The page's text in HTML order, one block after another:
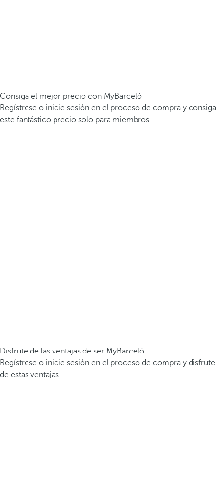
Consiga el mejor precio con MyBarceló
Regístrese o inicie sesión en el proceso de compra y consiga
este fantástico precio solo para miembros.
Disfrute de las ventajas de ser MyBarceló
Regístrese o inicie sesión en el proceso de compra y disfrute
de estas ventajas.